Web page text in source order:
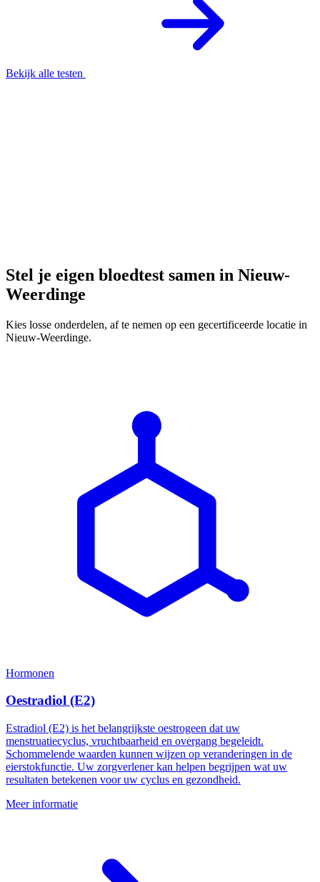
Bekijk alle testen
Stel je eigen bloedtest samen in Nieuw-
Weerdinge
Kies losse onderdelen, af te nemen op een gecertificeerde locatie in
Nieuw-Weerdinge.
Hormonen
Oestradiol (E2)
Estradiol (E2) is het belangrijkste oestrogeen dat uw
menstruatiecyclus, vruchtbaarheid en overgang begeleidt.
Schommelende waarden kunnen wijzen op veranderingen in de
eierstokfunctie. Uw zorgverlener kan helpen begrijpen wat uw
resultaten betekenen voor uw cyclus en gezondheid.
Meer informatie